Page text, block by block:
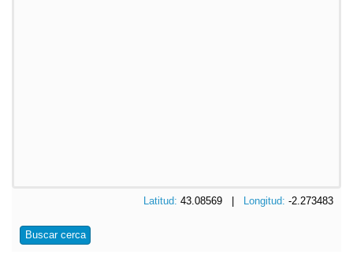
Latitud: 43.08569 | Longitud: -2.273483
Buscar cerca